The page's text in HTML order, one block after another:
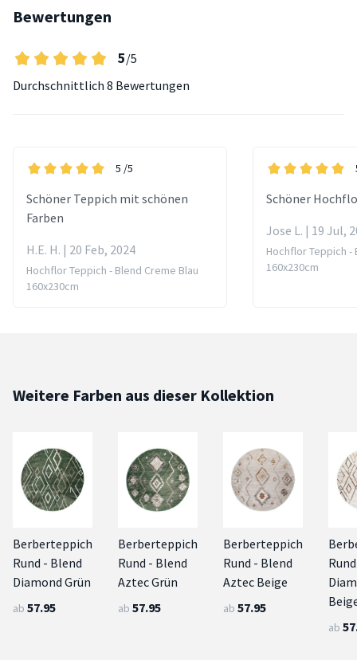
Bewertungen
5/5
Durchschnittlich 8 Bewertungen
5 /5
Schöner Teppich mit schönen
Farben
H.E. H. | 20 Feb, 2024
Hochflor Teppich - Blend Creme Blau
160x230cm
Schöner
Jose L. | 19 Jul,
Hochflor Teppich -
160x230cm
Weitere Farben aus dieser Kollektion
Berberteppich
Rund - Blend
Diamond Grün
ab 57.95
Berberteppich
Rund - Blend
Aztec Grün
ab 57.95
Berberteppich
Rund - Blend
Aztec Beige
ab 57.95
ab